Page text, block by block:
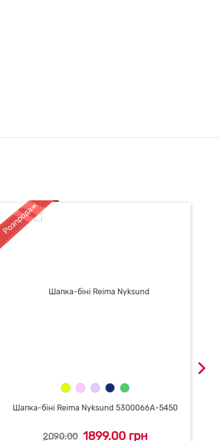
Шапка-біні Reima Nyksund 5300066A-5450
2090.00 1899.00 грн